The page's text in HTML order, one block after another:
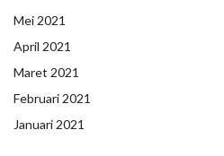
Mei 2021
April 2021
Maret 2021
Februari 2021
Januari 2021